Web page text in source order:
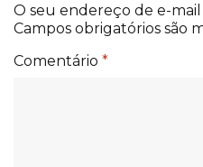
O seu endereço de e-
Campos obrigatórios são
Comentário *